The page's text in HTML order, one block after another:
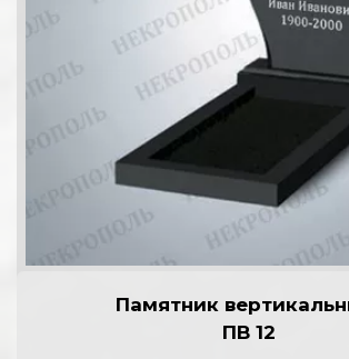
Памятник
ПВ 12